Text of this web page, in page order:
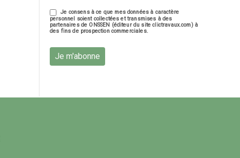
Je consens à ce que mes données à caractère
personnel soient collectées et transmises à des
partenaires de ONSSEN (éditeur du site clictravaux.com) à
des fins de prospection commerciales.
Je m'abonne